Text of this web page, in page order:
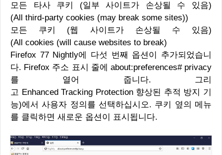
모든 타사 쿠키 (일부 사이트가 손상될 수 있음)
(All third-party cookies (may break some sites))
모든 쿠키 (웹 사이트가 손상될 수 있음)
(All cookies (will cause websites to break)
Firefox 77 Nightly에 다섯 번째 옵션이 추가되었습니
다. Firefox 주소 표시 줄에 about:preferences# privacy
를 열어 줍니다. 그리
고 Enhanced Tracking Protection 향상된 추적 방지 기
능)에서 사용자 정의를 선택하십시오. 쿠키 옆의 메뉴
를 클릭하면 새로운 옵션이 표시됩니다.